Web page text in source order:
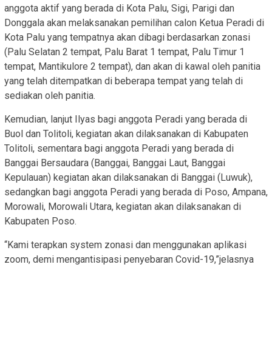
anggota aktif yang berada di Kota Palu, Sigi, Parigi dan
Donggala akan melaksanakan pemilihan calon Ketua Peradi di
Kota Palu yang tempatnya akan dibagi berdasarkan zonasi
(Palu Selatan 2 tempat, Palu Barat 1 tempat, Palu Timur 1
tempat, Mantikulore 2 tempat), dan akan di kawal oleh panitia
yang telah ditempatkan di beberapa tempat yang telah di
sediakan oleh panitia.
Kemudian, lanjut Ilyas bagi anggota Peradi yang berada di
Buol dan Tolitoli, kegiatan akan dilaksanakan di Kabupaten
Tolitoli, sementara bagi anggota Peradi yang berada di
Banggai Bersaudara (Banggai, Banggai Laut, Banggai
Kepulauan) kegiatan akan dilaksanakan di Banggai (Luwuk),
sedangkan bagi anggota Peradi yang berada di Poso, Ampana,
Morowali, Morowali Utara, kegiatan akan dilaksanakan di
Kabupaten Poso.
“Kami terapkan system zonasi dan menggunakan aplikasi
zoom, demi mengantisipasi penyebaran Covid-19,”jelasnya